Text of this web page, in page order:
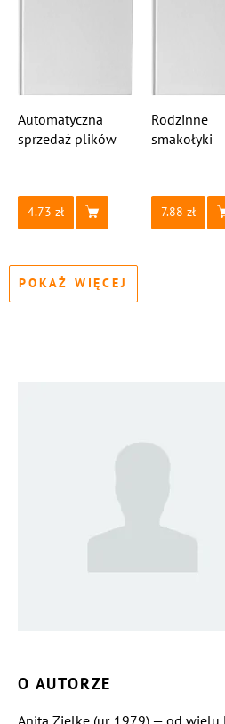
Automatyczna
sprzedaż plików
4.73
Rodzinne
smakołyki
7.88
POKAŻ WIĘCEJ
O AUTORZE